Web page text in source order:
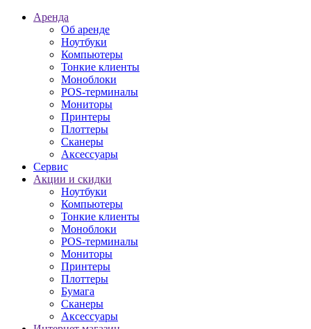
Аренда
Об аренде
Ноутбуки
Компьютеры
Тонкие клиенты
Моноблоки
POS-терминалы
Мониторы
Принтеры
Плоттеры
Сканеры
Аксессуары
Сервис
Акции и скидки
Ноутбуки
Компьютеры
Тонкие клиенты
Моноблоки
POS-терминалы
Мониторы
Принтеры
Плоттеры
Бумага
Сканеры
Аксессуары